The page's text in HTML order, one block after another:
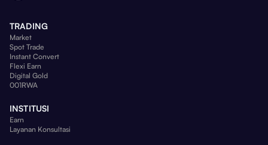
TRADING
Market
Spot Trade
Instant Convert
Flexi Earn
Digital Gold
001RWA
INSTITUSI
Earn
Layanan Konsultasi